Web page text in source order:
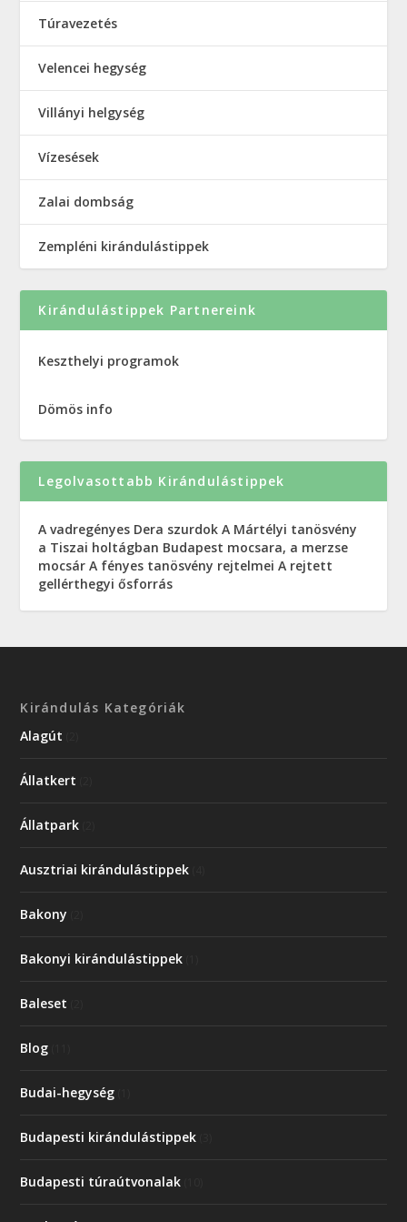
Túravezetés
Velencei hegység
Villányi helgység
Vízesések
Zalai dombság
Zempléni kirándulástippek
Kirándulástippek Partnereink
Keszthelyi programok
Dömös info
Legolvasottabb Kirándulástippek
A vadregényes Dera szurdok A Mártélyi tanösvény
a Tiszai holtágban Budapest mocsara, a merzse
mocsár A fényes tanösvény rejtelmei A rejtett
gellérthegyi ősforrás
Kirándulás Kategóriák
Alagút
Állatkert
Állatpark
Ausztriai kirándulástippek
Bakony
Bakonyi kirándulástippek
Baleset
Blog
Budai-hegység
Budapesti kirándulástippek
Budapesti túraútvonalak